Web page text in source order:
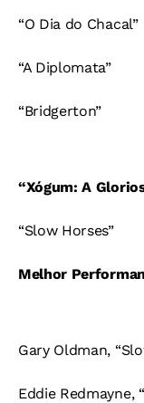
“O Dia do Chacal”
“A Diplomata”
“Bridgerton”
“Xógum: A
“Slow Horses”
Melhor
Gary Oldman,
Eddie Redmayne,